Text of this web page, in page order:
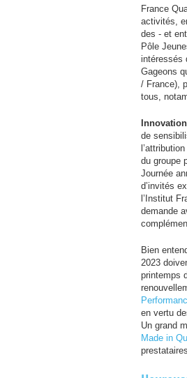
France
activités,
des - et
Pôle
intéressés
Gageons
/ France),
tous,
Innovation
de
du groupe
Journée
d’invités
l’Institut
demande
Bien
2023
printemps
en vertu
Un grand
Made in